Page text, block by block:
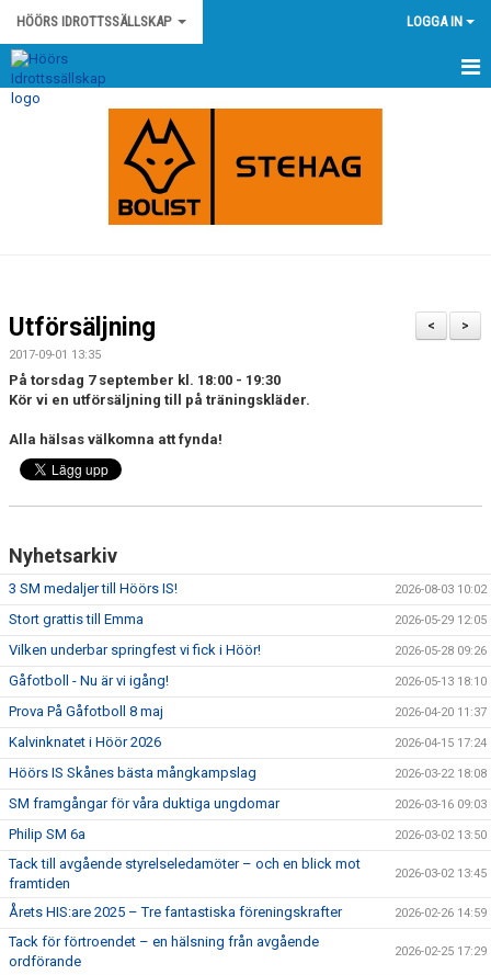
HÖÖRS IDROTTSSÄLLSKAP LOGGA IN
HEM
KLUBBSHOP
KALENDER
MATCHER
SPONSRING
IDROTTSFÖRSÄKRING
MEDLEMSKAP
MEDLEMS- & TRÄNINGSAVGIFTER
TRÄNINGSTIDER
>
<
Utförsäljning
2017-09-01 13:35
På torsdag 7 september kl. 18:00 - 19:30
Kör vi en utförsäljning till på träningskläder.
Alla hälsas välkomna att fynda!
Nyhetsarkiv
3 SM medaljer till Höörs IS! 2026-08-03 10:02
Stort grattis till Emma 2026-05-29 12:05
Vilken underbar springfest vi fick i Höör! 2026-05-28 09:26
Gåfotboll - Nu är vi igång! 2026-05-13 18:10
Prova På Gåfotboll 8 maj 2026-04-20 11:37
Kalvinknatet i Höör 2026 2026-04-15 17:24
Höörs IS Skånes bästa mångkampslag 2026-03-22 18:08
SM framgångar för våra duktiga ungdomar 2026-03-16 09:03
Philip SM 6a 2026-03-02 13:50
Tack till avgående styrelseledamöter – och en blick mot
framtiden
2026-03-02 13:45
Årets HIS:are 2025 – Tre fantastiska föreningskrafter 2026-02-26 14:59
Tack för förtroendet – en hälsning från avgående
ordförande
2026-02-25 17:29